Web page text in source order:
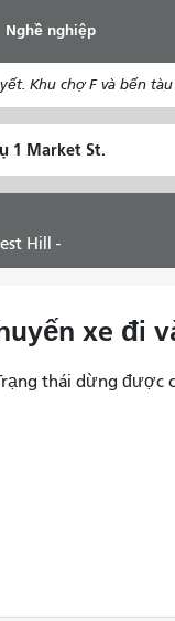
Nghề nghiệp
Khu chợ F và bến
Hill -
xe đi
thái dừng được